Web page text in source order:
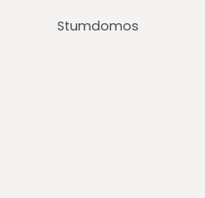
Stumdomos